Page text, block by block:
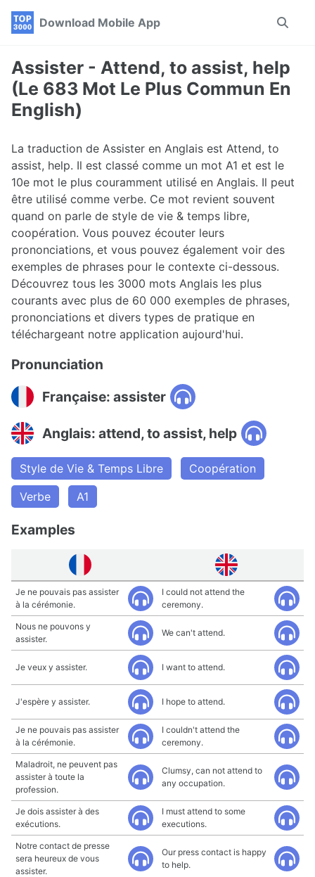
Skip
navigation
Skip
Skip
Download Mobile App
Toggle
Assister - Attend, to assist, help
(Le 683 Mot Le Plus Commun En
English)
La traduction de Assister en Anglais est Attend, to
assist, help. Il est classé comme un mot A1 et est le
10e mot le plus couramment utilisé en Anglais. Il peut
être utilisé comme verbe. Ce mot revient souvent
quand on parle de style de vie & temps libre,
coopération. Vous pouvez écouter leurs
prononciations, et vous pouvez également voir des
exemples de phrases pour le contexte ci-dessous.
Découvrez tous les 3000 mots Anglais les plus
courants avec plus de 60 000 exemples de phrases,
prononciations et divers types de pratique en
téléchargeant notre application aujourd'hui.
Pronunciation
Française: assister
Anglais: attend, to assist, help
Style de Vie & Temps Libre
Coopération
Verbe
A1
Examples
Je ne pouvais pas assister
à la cérémonie.
I could not attend the
ceremony.
Nous ne pouvons y
assister.
We can't attend.
Je veux y assister. I want to attend.
J'espère y assister. I hope to attend.
Je ne pouvais pas assister
à la cérémonie.
I couldn't attend the
ceremony.
Maladroit, ne peuvent pas
assister à toute la
profession.
Clumsy, can not attend to
any occupation.
Je dois assister à des
exécutions.
I must attend to some
executions.
Notre contact de presse
sera heureux de vous
assister.
Our press contact is happy
to help.